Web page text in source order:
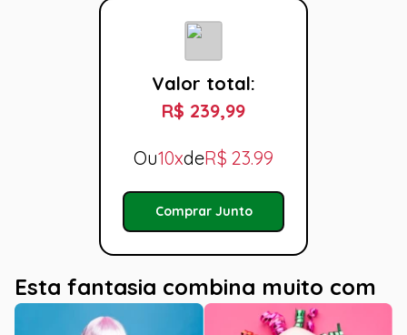
Valor total:
R$ 239,99
Ou10xdeR$ 23.99
Comprar Junto
Esta fantasia combina muito com